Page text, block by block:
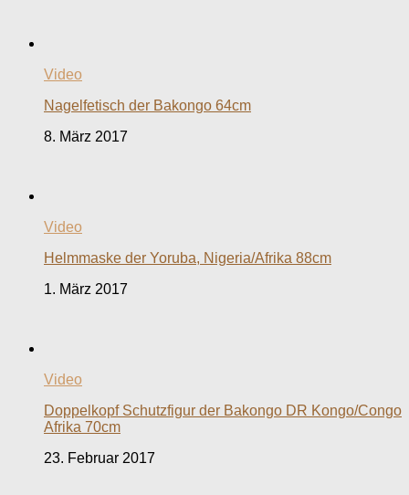
Video
Nagelfetisch der Bakongo 64cm
8. März 2017
Video
Helmmaske der Yoruba, Nigeria/Afrika 88cm
1. März 2017
Video
Doppelkopf Schutzfigur der Bakongo DR Kongo/Congo
Afrika 70cm
23. Februar 2017